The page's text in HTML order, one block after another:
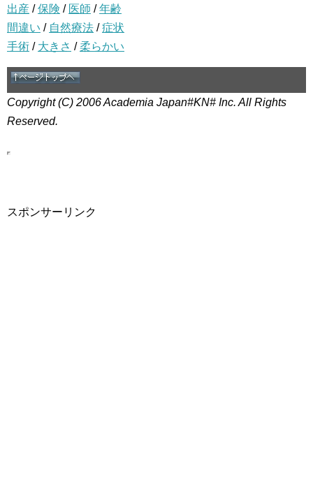
出産 /保険 / 医師 /年齢
間違い / 自然療法 /症状
手術 / 大きさ /柔らかい
Copyright (C) 2006 Academia Japan#KN# Inc. All Rights
Reserved.
スポンサーリンク